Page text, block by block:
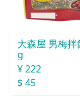
大森屋 男梅
g
¥ 222
$ 45